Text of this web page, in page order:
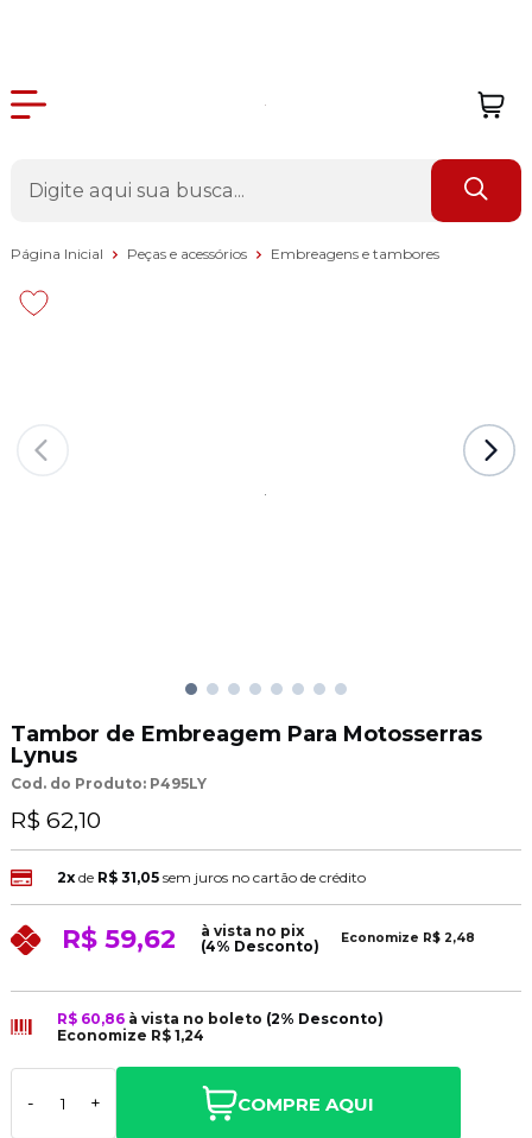
Página Inicial Peças e acessórios Embreagens e tambores
Tambor de Embreagem Para Motosserras
Lynus
Cod. do Produto: P495LY
R$ 62,10
2xde R$ 31,05 sem juros no cartão de crédito
R$ 59,62
à vista no pix
(4% Desconto)
Economize R$ 2,48
R$ 60,86 à vista no boleto (2% Desconto)
Economize R$ 1,24
- + COMPRE AQUI